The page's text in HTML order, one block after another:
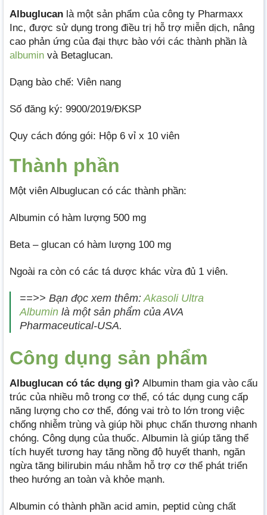
Albuglucan là một sản phẩm của công ty Pharmaxx
Inc, được sử dụng trong điều trị hỗ trợ miễn dịch, nâng
cao phản ứng của đại thực bào với các thành phần là
albumin và Betaglucan.
Dạng bào chế: Viên nang
Số đăng ký: 9900/2019/ĐKSP
Quy cách đóng gói: Hộp 6 vỉ x 10 viên
Thành phần
Một viên Albuglucan có các thành phần:
Albumin có hàm lượng 500 mg
Beta – glucan có hàm lượng 100 mg
Ngoài ra còn có các tá dược khác vừa đủ 1 viên.
==>> Bạn đọc xem thêm:Akasoli Ultra
Albumin là một sản phẩm của AVA
Pharmaceutical-USA.
Công dụng sản phẩm
Albuglucan có tác dụng gì? Albumin tham gia vào cấu
trúc của nhiều mô trong cơ thể, có tác dụng cung cấp
năng lượng cho cơ thể, đóng vai trò to lớn trong việc
chống nhiễm trùng và giúp hồi phục chấn thương nhanh
chóng. Công dụng của thuốc. Albumin là giúp tăng thể
tích huyết tương hay tăng nồng độ huyết thanh, ngăn
ngừa tăng bilirubin máu nhằm hỗ trợ cơ thể phát triển
theo hướng an toàn và khỏe mạnh.
Albumin có thành phần acid amin, peptid cùng chất